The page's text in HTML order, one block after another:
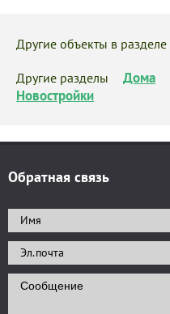
Другие объекты в разделе
Другие разделы Дома
Новостройки
Обратная связь